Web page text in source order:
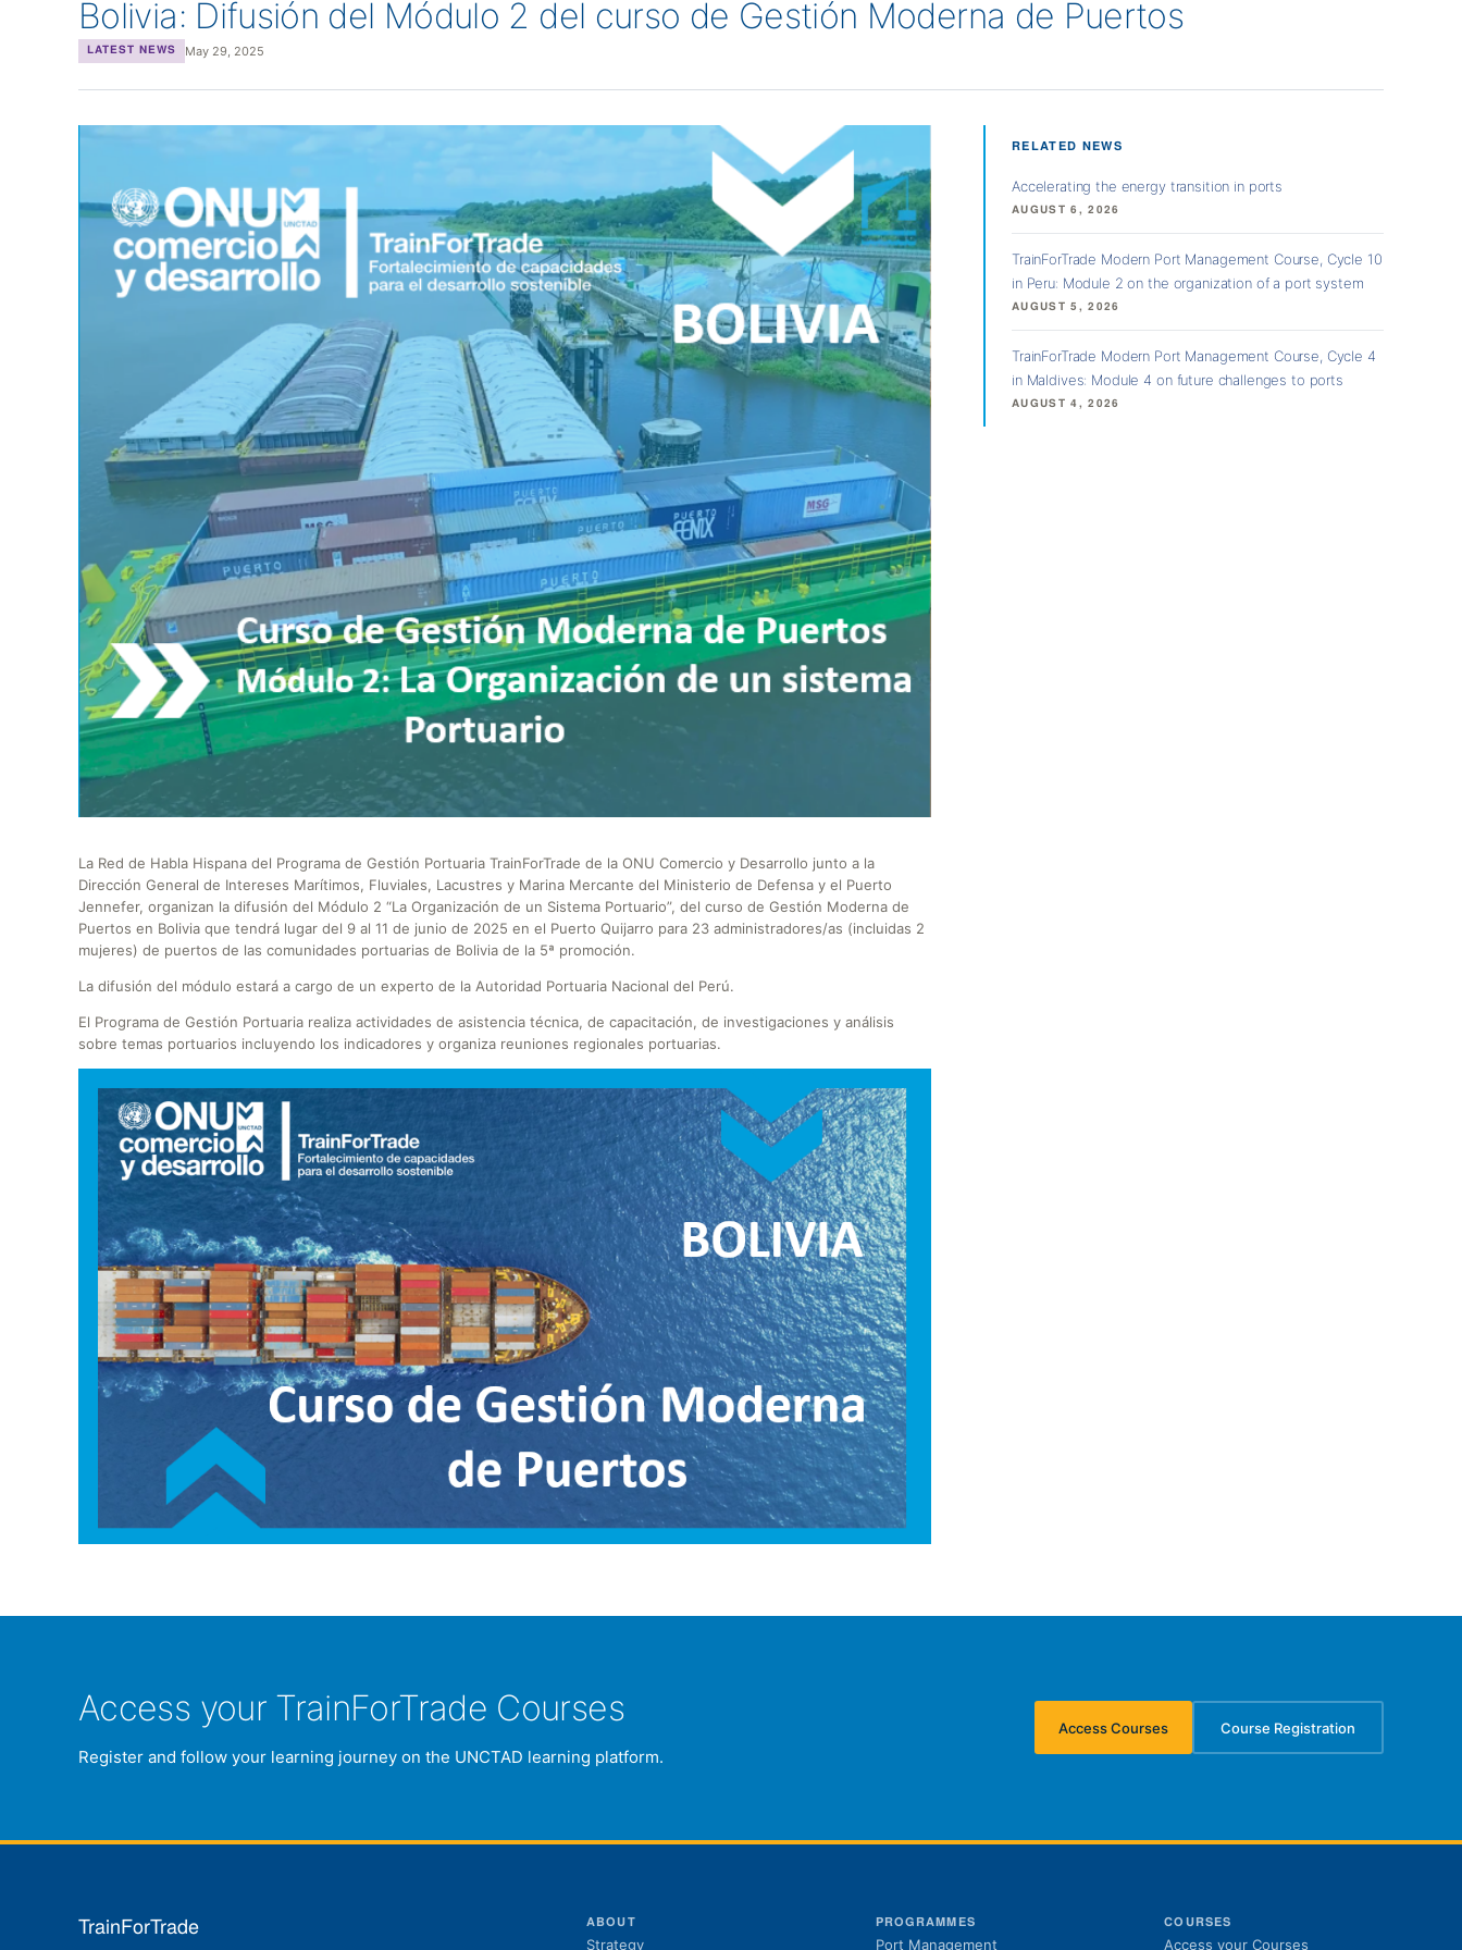
Bolivia: Difusión del Módulo 2 del curso de Gestión Moderna de Puertos
LATEST NEWS May 29, 2025
La Red de Habla Hispana del Programa de Gestión Portuaria TrainForTrade de la ONU Comercio y Desarrollo junto a la
Dirección General de Intereses Marítimos, Fluviales, Lacustres y Marina Mercante del Ministerio de Defensa y el Puerto
Jennefer, organizan la difusión del Módulo 2 “La Organización de un Sistema Portuario”, del curso de Gestión Moderna de
Puertos en Bolivia que tendrá lugar del 9 al 11 de junio de 2025 en el Puerto Quijarro para 23 administradores/as (incluidas 2
mujeres) de puertos de las comunidades portuarias de Bolivia de la 5ª promoción.
La difusión del módulo estará a cargo de un experto de la Autoridad Portuaria Nacional del Perú.
El Programa de Gestión Portuaria realiza actividades de asistencia técnica, de capacitación, de investigaciones y análisis
sobre temas portuarios incluyendo los indicadores y organiza reuniones regionales portuarias.
RELATED NEWS
Accelerating the energy transition in ports
AUGUST 6, 2026
TrainForTrade Modern Port Management Course, Cycle 10
in Peru: Module 2 on the organization of a port system
AUGUST 5, 2026
TrainForTrade Modern Port Management Course, Cycle 4
in Maldives: Module 4 on future challenges to ports
AUGUST 4, 2026
Access your TrainForTrade Courses
Register and follow your learning journey on the UNCTAD learning platform.
Access Courses
(opens in new tab)
Course Registration
(opens in new tab)
TrainForTrade ABOUT
Strategy
PROGRAMMES
Port Management
COURSES
Access your Courses